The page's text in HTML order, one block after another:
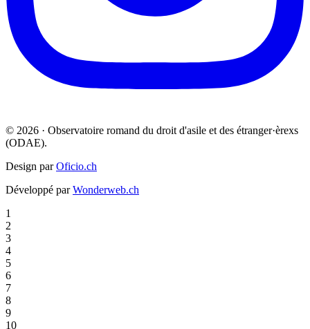
© 2026 · Observatoire romand du droit d'asile et des étranger·èrexs
(ODAE).
Design parOficio.ch
Développé parWonderweb.ch
1
2
3
4
5
6
7
8
9
10